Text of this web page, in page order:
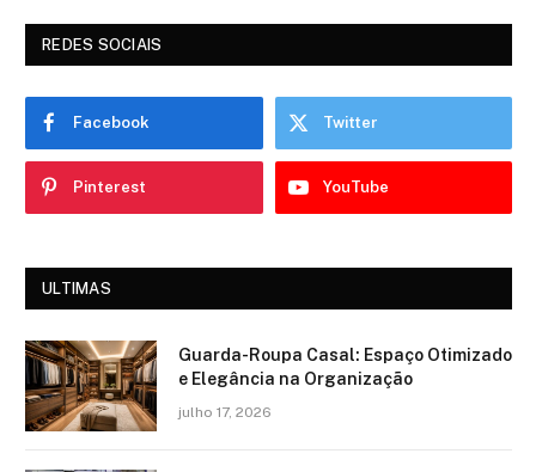
REDES SOCIAIS
Facebook Twitter
Pinterest YouTube
ULTIMAS
Guarda-Roupa Casal: Espaço Otimizado
e Elegância na Organização
julho 17, 2026